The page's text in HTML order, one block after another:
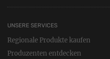
UNSERE SERVICES
Regionale Produkte kaufen
Produzenten entdecken